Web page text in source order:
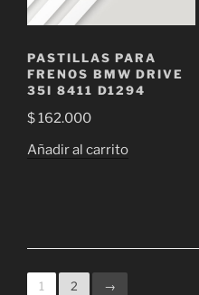
en
PASTILLAS PARA
FRENOS BMW DRIVE
35I 8411 D1294
$162.000
Añadir al carrito
1 2 →